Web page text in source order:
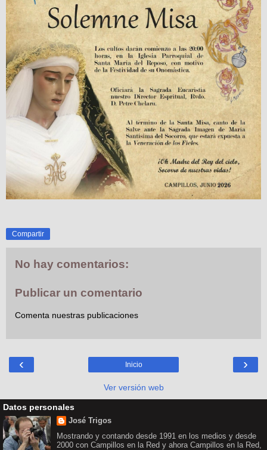
Compartir
No hay comentarios:
Publicar un comentario
Comenta nuestras publicaciones
‹ ›
Inicio
Ver versión web
Datos personales
José Trigos
Mostrando y contando desde 1991 en los medios y desde
2000 con Campillos en la Red y ahora Campillos en la Red,